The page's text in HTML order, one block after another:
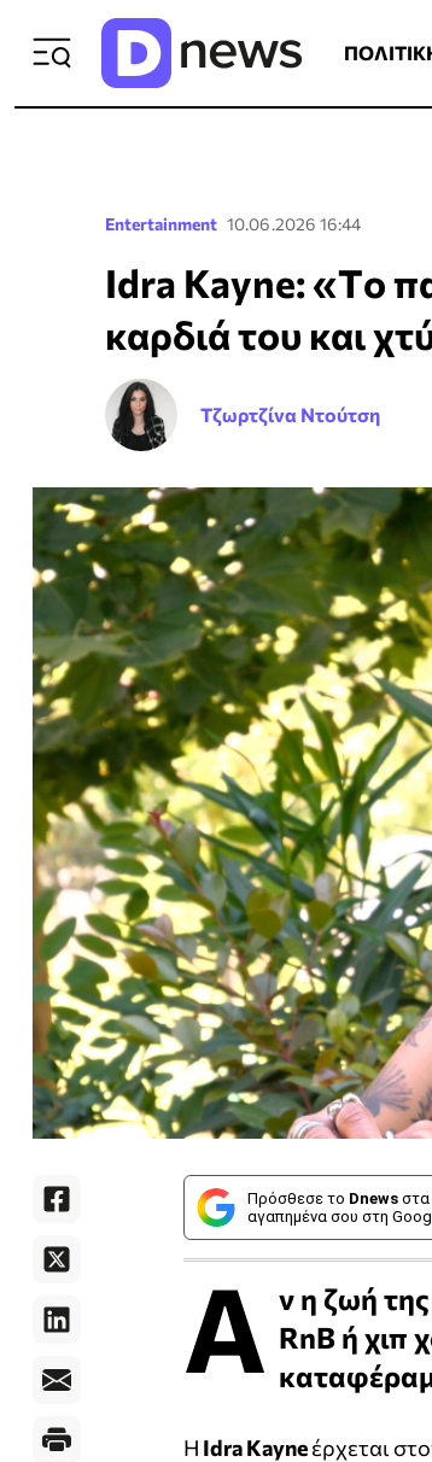
Entertainment 10.06.2026 16:44
Idra Kayne: «Tο
καρδιά του και
Τζωρτζίνα Ντούτση
Πρόσθεσε το Dnews στα
αγαπημένα σου στη
Α ν η ζωή
RnB ή χιπ
H Idra Kayneέρχεται